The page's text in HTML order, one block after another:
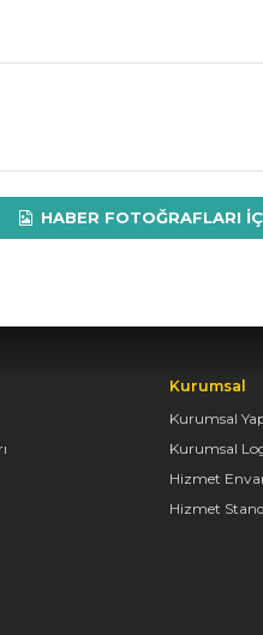
HABER FOTOĞRAFLARI
Kurumsal
Kurumsal
Kurumsal
Hizmet
Hizmet